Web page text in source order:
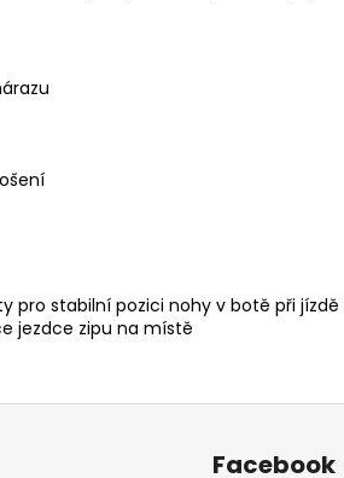
pro stabilní pozici nohy v botě při jízdě
jezdce zipu na místě
Facebook